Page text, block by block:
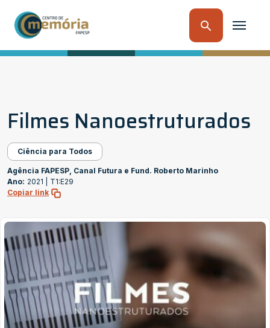
Filmes Nanoestruturados
Ciência para Todos
Agência FAPESP, Canal Futura e Fund. Roberto Marinho
Ano: 2021 |
T1:E29
Copiar link